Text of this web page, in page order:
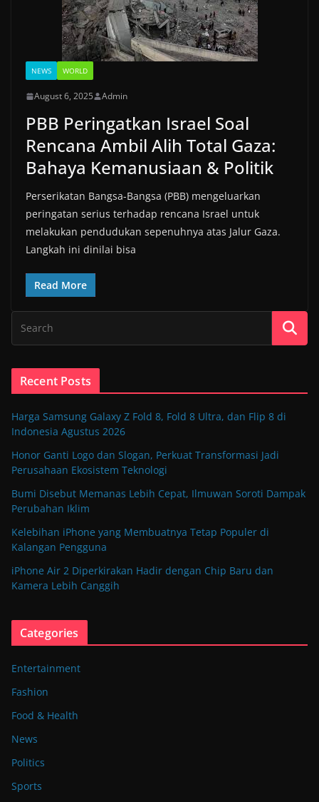
NEWS WORLD
August 6, 2025 Admin
PBB Peringatkan Israel Soal
Rencana Ambil Alih Total Gaza:
Bahaya Kemanusiaan & Politik
Perserikatan Bangsa-Bangsa (PBB) mengeluarkan
peringatan serius terhadap rencana Israel untuk
melakukan pendudukan sepenuhnya atas Jalur Gaza.
Langkah ini dinilai bisa
Read More
Recent Posts
Harga Samsung Galaxy Z Fold 8, Fold 8 Ultra, dan Flip 8 di
Indonesia Agustus 2026
Honor Ganti Logo dan Slogan, Perkuat Transformasi Jadi
Perusahaan Ekosistem Teknologi
Bumi Disebut Memanas Lebih Cepat, Ilmuwan Soroti Dampak
Perubahan Iklim
Kelebihan iPhone yang Membuatnya Tetap Populer di
Kalangan Pengguna
iPhone Air 2 Diperkirakan Hadir dengan Chip Baru dan
Kamera Lebih Canggih
Categories
Entertainment
Fashion
Food & Health
News
Politics
Sports